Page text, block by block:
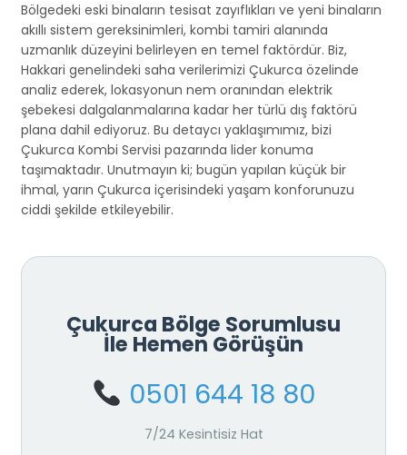
Bölgedeki eski binaların tesisat zayıflıkları ve yeni binaların
akıllı sistem gereksinimleri, kombi tamiri alanında
uzmanlık düzeyini belirleyen en temel faktördür. Biz,
Hakkari genelindeki saha verilerimizi Çukurca özelinde
analiz ederek, lokasyonun nem oranından elektrik
şebekesi dalgalanmalarına kadar her türlü dış faktörü
plana dahil ediyoruz. Bu detaycı yaklaşımımız, bizi
Çukurca Kombi Servisi pazarında lider konuma
taşımaktadır. Unutmayın ki; bugün yapılan küçük bir
ihmal, yarın Çukurca içerisindeki yaşam konforunuzu
ciddi şekilde etkileyebilir.
Çukurca Bölge Sorumlusu
İle Hemen Görüşün
0501 644 18 80
7/24 Kesintisiz Hat